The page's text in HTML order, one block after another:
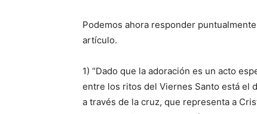
Podemos ahora responder
artículo.
1) “Dado que la adoración es un acto
entre los ritos del Viernes Santo está el
a través de la cruz, que representa a